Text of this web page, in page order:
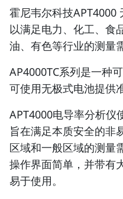
霍尼韦尔科技APT4000
以满足电力、化工、食
油、有色等行业的测量
AP4000TC系列是一种
可使用无极式电池提供
APT4000电导率分析仪
旨在满足本质安全的非
区域和一般区域的测量
操作界面简单，并带有
易于使用。